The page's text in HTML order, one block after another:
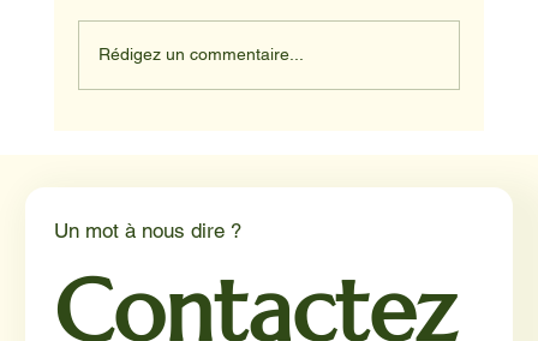
Rédigez un commentaire...
Un mot à nous dire ?
Contactez